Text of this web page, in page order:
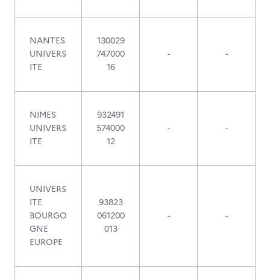
NANTES
UNIVERS
ITE
130029
747000
16
- -
NIMES
UNIVERS
ITE
932491
574000
12
- -
UNIVERS
ITE
BOURGO
GNE
EUROPE
93823
061200
013
- -